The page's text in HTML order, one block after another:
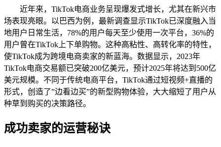
近年来，TikTok电商业务呈现爆发式增长，尤其在新兴市
场表现亮眼。以巴西为例，最新调查显示TikTok已深度融入当
地用户日常生活，78%的用户每天至少使用一次平台，36%的
用户曾在TikTok上下单购物。这种高粘性、高转化率的特性，
使TikTok成为跨境电商卖家的新蓝海。数据显示，2023年
TikTok电商交易额已突破200亿美元，预计2025年将达到500亿
美元规模。不同于传统电商平台，TikTok通过短视频+直播的
形式，创造了”边看边买”的新型购物体验，大大缩短了用户从
种草到购买的决策路径。
成功卖家的运营秘诀